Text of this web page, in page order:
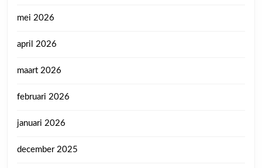
mei 2026
april 2026
maart 2026
februari 2026
januari 2026
december 2025